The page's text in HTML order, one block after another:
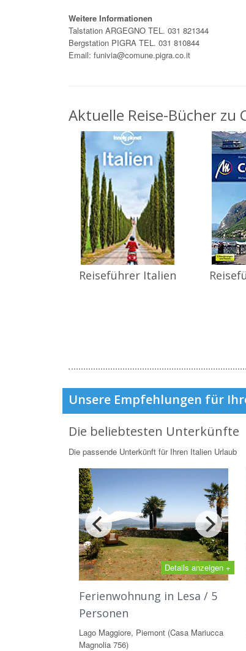
Weitere Informationen
Talstation ARGEGNO TEL. 031 821344
Bergstation PIGRA TEL. 031 810844
Email: funivia@comune.pigra.co.it
Aktuelle Reise-Bücher zu
Reiseführer Italien
Unsere Empfehlungen für
Die beliebtesten Unterkünfte
Die passende Unterkünft für Ihren Italien Urlaub
Details anzeigen +
Ferienwohnung in Lesa / 5
Personen
Lago Maggiore, Piemont (Casa Mariucca
Magnolia 756)